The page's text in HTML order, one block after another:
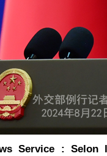
Service : Selon